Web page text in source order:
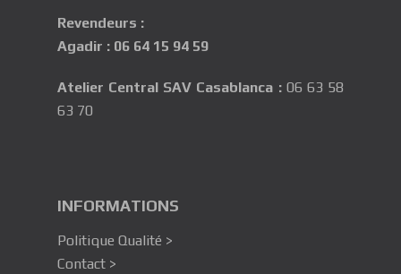
Revendeurs :
Agadir : 06 64 15 94 59
Atelier Central SAV Casablanca : 06 63 58
63 70
INFORMATIONS
Politique Qualité >
Contact >